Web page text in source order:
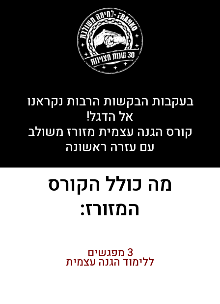
בעקבות הבקשות הרבות נקראנו
אל הדגל!
קורס הגנה עצמית מזורז משולב
עם עזרה ראשונה
מה כולל הקורס
המזורז:
3 מפגשים
ללימוד הגנה עצמית